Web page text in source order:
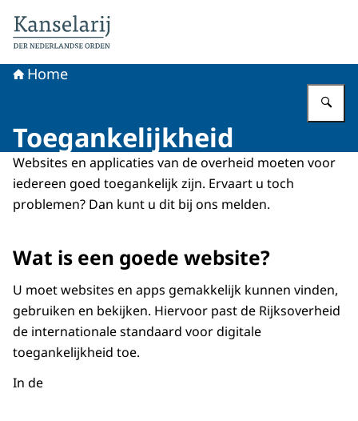
Home
Toegankelijkheid
Websites en applicaties van de overheid moeten voor
iedereen goed toegankelijk zijn. Ervaart u toch
problemen? Dan kunt u dit bij ons melden.
Wat is een goede website?
U moet websites en apps gemakkelijk kunnen vinden,
gebruiken en bekijken. Hiervoor past de Rijksoverheid
de internationale standaard voor digitale
toegankelijkheid toe.
In de